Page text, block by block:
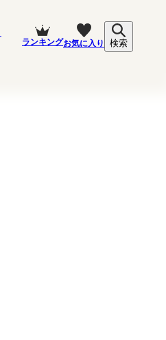
ランキングお気に入り 検索